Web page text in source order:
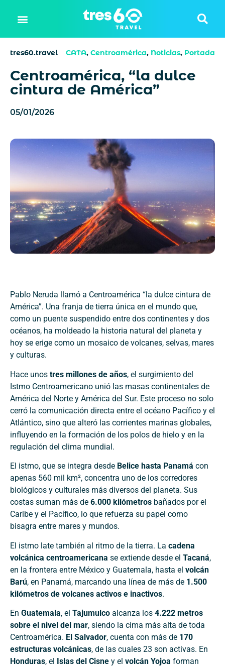
tres60.travel CATA, Centroamérica, Noticias, Portada
Centroamérica, “la dulce
cintura de América”
05/01/2026
Pablo Neruda llamó a Centroamérica “la dulce cintura de
América”. Una franja de tierra única en el mundo que,
como un puente suspendido entre dos continentes y dos
océanos, ha moldeado la historia natural del planeta y
hoy se erige como un mosaico de volcanes, selvas, mares
y culturas.
Hace unos tres millones de años, el surgimiento del
Istmo Centroamericano unió las masas continentales de
América del Norte y América del Sur. Este proceso no solo
cerró la comunicación directa entre el océano Pacífico y el
Atlántico, sino que alteró las corrientes marinas globales,
influyendo en la formación de los polos de hielo y en la
regulación del clima mundial.
El istmo, que se integra desde Belice hasta Panamá con
apenas 560 mil km², concentra uno de los corredores
biológicos y culturales más diversos del planeta. Sus
costas suman más de 6.000 kilómetros bañados por el
Caribe y el Pacífico, lo que refuerza su papel como
bisagra entre mares y mundos.
El istmo late también al ritmo de la tierra. La cadena
volcánica centroamericana se extiende desde el Tacaná,
en la frontera entre México y Guatemala, hasta el volcán
Barú, en Panamá, marcando una línea de más de 1.500
kilómetros de volcanes activos e inactivos.
En Guatemala, el Tajumulco alcanza los 4.222 metros
sobre el nivel del mar, siendo la cima más alta de toda
Centroamérica. El Salvador, cuenta con más de 170
estructuras volcánicas, de las cuales 23 son activas. En
Honduras, el Islas del Cisne y el volcán Yojoa forman